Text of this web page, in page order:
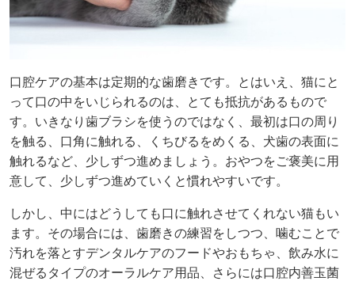
口腔ケアの基本は定期的な歯磨きです。とはいえ、猫にと
って口の中をいじられるのは、とても抵抗があるもので
す。いきなり歯ブラシを使うのではなく、最初は口の周り
を触る、口角に触れる、くちびるをめくる、犬歯の表面に
触れるなど、少しずつ進めましょう。おやつをご褒美に用
意して、少しずつ進めていくと慣れやすいです。
しかし、中にはどうしても口に触れさせてくれない猫もい
ます。その場合には、歯磨きの練習をしつつ、噛むことで
汚れを落とすデンタルケアのフードやおもちゃ、飲み水に
混ぜるタイプのオーラルケア用品、さらには口腔内善玉菌